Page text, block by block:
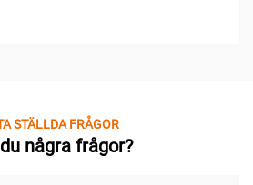
STÄLLDA FRÅGOR
några frågor?